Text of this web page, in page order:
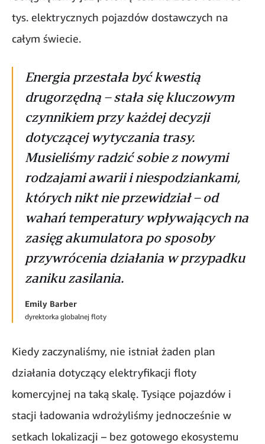
tys. elektrycznych pojazdów dostawczych na
całym świecie.
Energia przestała być kwestią
drugorzędną – stała się kluczowym
czynnikiem przy każdej decyzji
dotyczącej wytyczania trasy.
Musieliśmy radzić sobie z nowymi
rodzajami awarii i niespodziankami,
których nikt nie przewidział – od
wahań temperatury wpływających na
zasięg akumulatora po sposoby
przywrócenia działania w przypadku
zaniku zasilania.
Emily Barber
dyrektorka globalnej floty
Kiedy zaczynaliśmy, nie istniał żaden plan
działania dotyczący elektryfikacji floty
komercyjnej na taką skalę. Tysiące pojazdów i
stacji ładowania wdrożyliśmy jednocześnie w
setkach lokalizacji – bez gotowego ekosystemu